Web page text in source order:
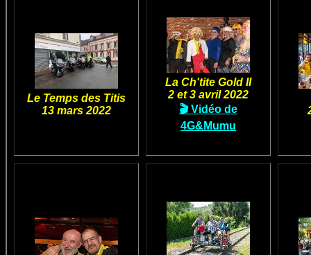
Le Temps des Titis
13 mars 2022
La Ch'tite Gold II
2 et 3 avril 2022
🎬 Vidéo de
4G&Mumu